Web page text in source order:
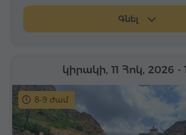
Գնել
8-9 ժամ
կիրակի, 11 Հոկ, 2026 -